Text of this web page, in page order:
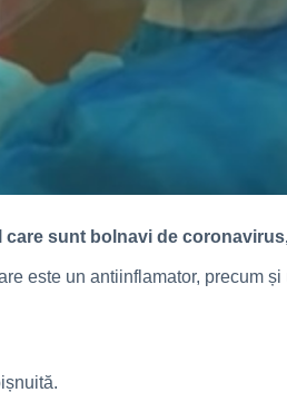
sunt bolnavi de
este un antiinflamator, precum și